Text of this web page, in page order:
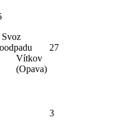
Svoz
Vítkov
(Opava)
27
3